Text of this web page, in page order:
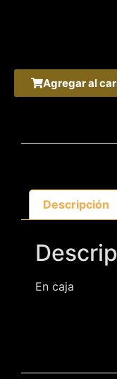
Agregar al
Descripción
En caja